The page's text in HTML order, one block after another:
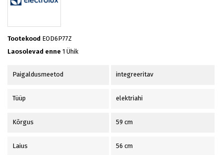
Tootekood EOD6P77Z
Laosolevad enne 1 Ühik
Paigaldusmeetod integreeritav
Tüüp elektriahi
Kõrgus 59 cm
Laius 56 cm